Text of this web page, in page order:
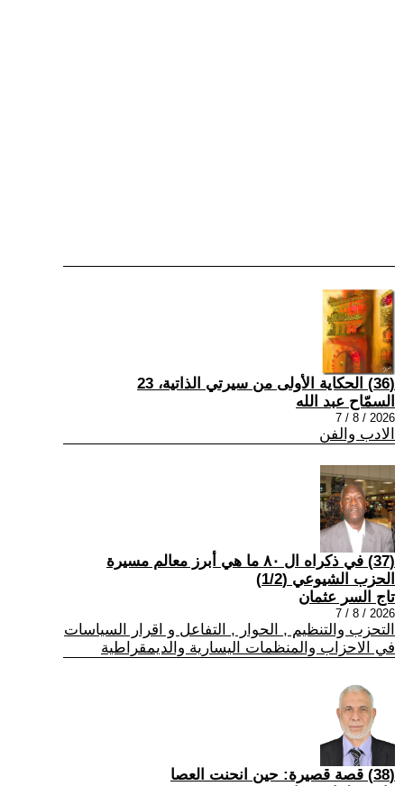
(36) الحكاية الأولى من سيرتي الذاتية، 23
السمّاح عبد الله
2026 / 8 / 7
الادب والفن
(37) في ذكراه ال ٨٠ ما هي أبرز معالم مسيرة
الحزب الشيوعي (1/2)
تاج السر عثمان
2026 / 8 / 7
التحزب والتنظيم , الحوار , التفاعل و اقرار السياسات
في الاحزاب والمنظمات اليسارية والديمقراطية
(38) قصة قصيرة: حين انحنت العصا